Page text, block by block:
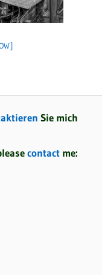
Sie mich
contact me: